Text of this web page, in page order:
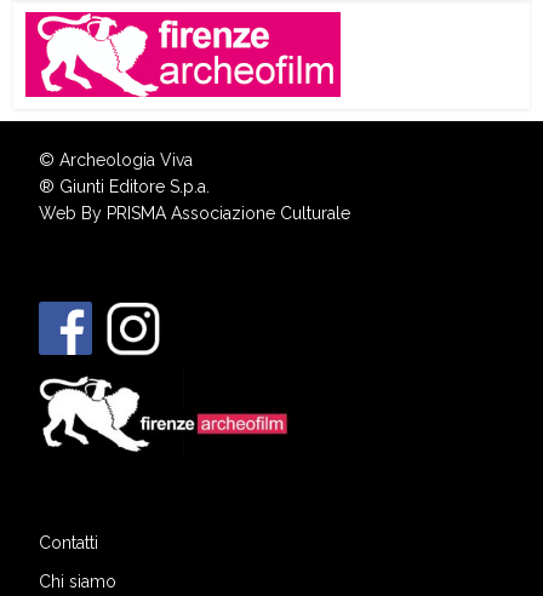
© Archeologia Viva
® Giunti Editore S.p.a.
Web By PRISMA Associazione Culturale
Contatti
Chi siamo